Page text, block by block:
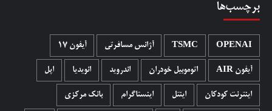
برچسب‌ها
OPENAI
TSMC آژانس مسافرتی آیفون 17
آیفون AIR اتوموبیل خودران اندروید انویدیا اپل
اینترنت کودکان اینتل اینستاگرام بانک مرکزی